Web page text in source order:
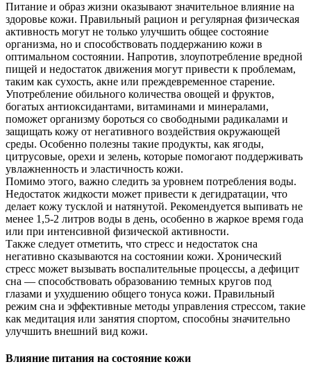
Питание и образ жизни оказывают значительное влияние на
здоровье кожи. Правильный рацион и регулярная физическая
активность могут не только улучшить общее состояние
организма, но и способствовать поддержанию кожи в
оптимальном состоянии. Напротив, злоупотребление вредной
пищей и недостаток движения могут привести к проблемам,
таким как сухость, акне или преждевременное старение.
Употребление обильного количества овощей и фруктов,
богатых антиоксидантами, витаминами и минералами,
поможет организму бороться со свободными радикалами и
защищать кожу от негативного воздействия окружающей
среды. Особенно полезны такие продукты, как ягоды,
цитрусовые, орехи и зелень, которые помогают поддерживать
увлажненность и эластичность кожи.
Помимо этого, важно следить за уровнем потребления воды.
Недостаток жидкости может привести к дегидратации, что
делает кожу тусклой и натянутой. Рекомендуется выпивать не
менее 1,5-2 литров воды в день, особенно в жаркое время года
или при интенсивной физической активности.
Также следует отметить, что стресс и недостаток сна
негативно сказываются на состоянии кожи. Хронический
стресс может вызывать воспалительные процессы, а дефицит
сна — способствовать образованию темных кругов под
глазами и ухудшению общего тонуса кожи. Правильный
режим сна и эффективные методы управления стрессом, такие
как медитация или занятия спортом, способны значительно
улучшить внешний вид кожи.
Влияние питания на состояние кожи